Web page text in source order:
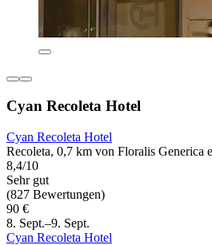
Cyan Recoleta Hotel
Cyan Recoleta Hotel
Recoleta, 0,7 km von Floralis Generica
8,4/10
Sehr gut
(827 Bewertungen)
90 €
8. Sept.–9. Sept.
Cyan Recoleta Hotel